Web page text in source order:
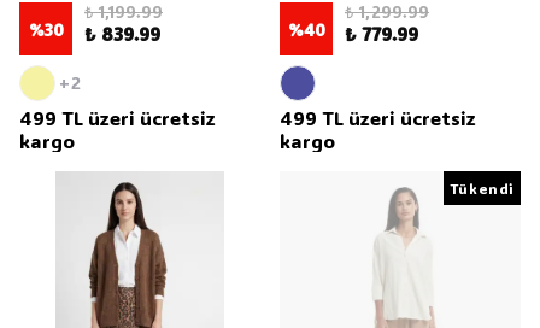
%30
₺ 1,199.99
₺ 839.99
+2
499 TL üzeri ücretsiz
kargo
%40
₺ 1,299.99
₺ 779.99
499 TL üzeri ücretsiz
kargo
Tükendi